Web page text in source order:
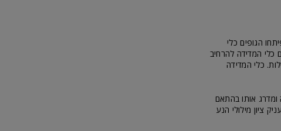
הגופים כלי
כלי המדידה להרחיב
כלי המדידה
אותו בהתאם
ציון מילולי הנע